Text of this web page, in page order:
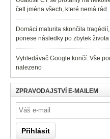
četl jména všech, které nemá rád
Domácí maturita skončila
ponese následky po zbytek života
Vyhledávač Google končí. Vše
nalezeno
ZPRAVODAJSTVÍ E-MAILEM